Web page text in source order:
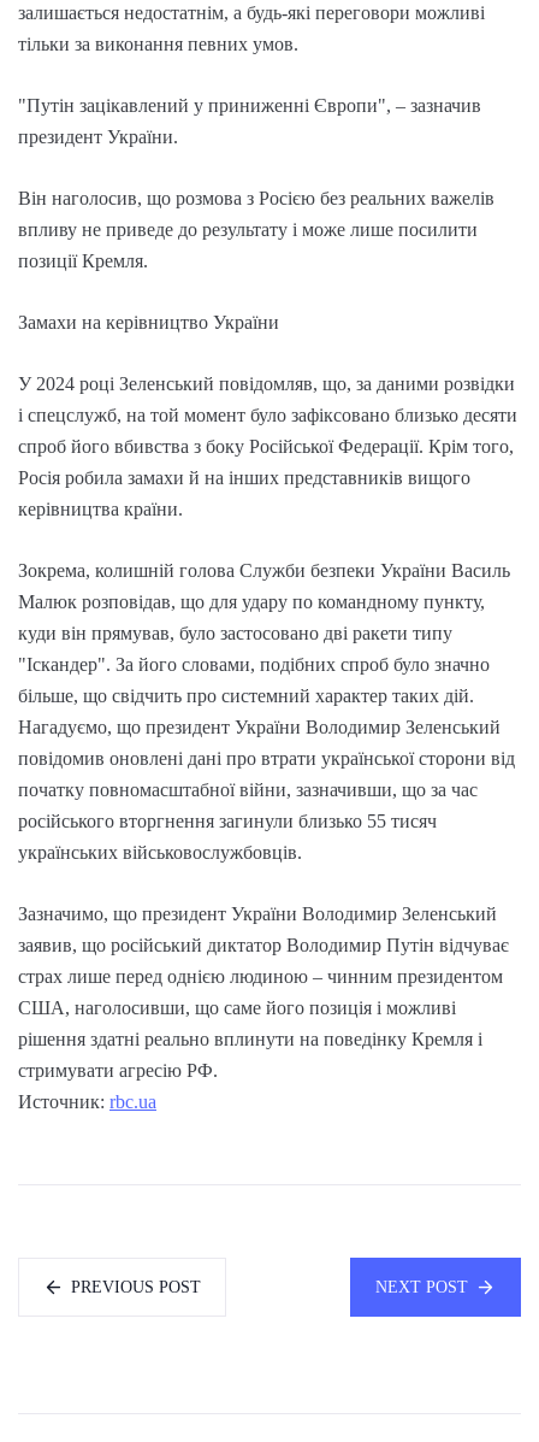
залишається недостатнім, а будь-які переговори можливі
тільки за виконання певних умов.
"Путін зацікавлений у приниженні Європи", – зазначив
президент України.
Він наголосив, що розмова з Росією без реальних важелів
впливу не приведе до результату і може лише посилити
позиції Кремля.
Замахи на керівництво України
У 2024 році Зеленський повідомляв, що, за даними розвідки
і спецслужб, на той момент було зафіксовано близько десяти
спроб його вбивства з боку Російської Федерації. Крім того,
Росія робила замахи й на інших представників вищого
керівництва країни.
Зокрема, колишній голова Служби безпеки України Василь
Малюк розповідав, що для удару по командному пункту,
куди він прямував, було застосовано дві ракети типу
"Іскандер". За його словами, подібних спроб було значно
більше, що свідчить про системний характер таких дій.
Нагадуємо, що президент України Володимир Зеленський
повідомив оновлені дані про втрати української сторони від
початку повномасштабної війни, зазначивши, що за час
російського вторгнення загинули близько 55 тисяч
українських військовослужбовців.
Зазначимо, що президент України Володимир Зеленський
заявив, що російський диктатор Володимир Путін відчуває
страх лише перед однією людиною – чинним президентом
США, наголосивши, що саме його позиція і можливі
рішення здатні реально вплинути на поведінку Кремля і
стримувати агресію РФ.
Источник: rbc.ua
PREVIOUS POST NEXT POST